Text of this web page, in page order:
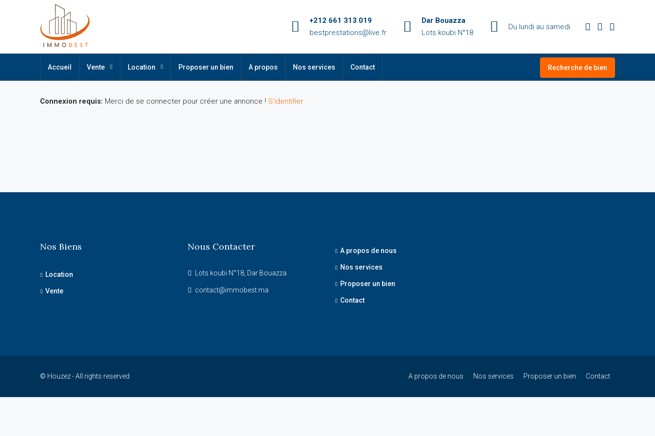
+212 661 313 019
bestprestations@live.fr
Dar Bouazza
Lots koubi N°18
Du lundi au samedi
Accueil Vente Location Proposer un bien A propos Nos services Contact Recherche de bien
Connexion requis: Merci de se connecter pour créer une annonce ! S'identifier
Nos Biens
Location
Vente
Nous Contacter
Lots koubi N°18, Dar Bouazza
contact@immobest.ma
A propos de nous
Nos services
Proposer un bien
Contact
© Houzez - All rights reserved A propos de nous Nos services Proposer un bien Contact